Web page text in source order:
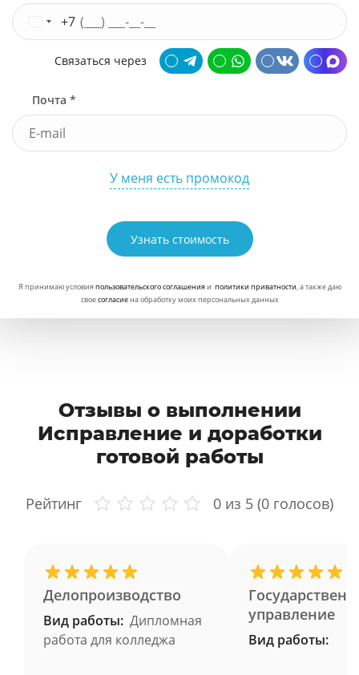
+7
Связаться через
Почта *
У меня есть промокод
Узнать стоимость
Я принимаю условияпользовательского соглашенияи политики приватности, а также даю
своесогласиена обработку моих персональных данных
Отзывы о выполнении
Исправление и доработки
готовой работы
Рейтинг 0 из 5 (0 голосов)
Делопроизводство
Вид работы: Дипломная
работа для колледжа
управление
Вид работы: